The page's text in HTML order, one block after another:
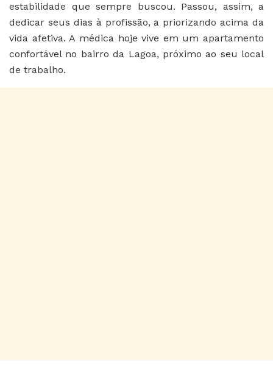
estabilidade que sempre buscou. Passou, assim, a
dedicar seus dias à profissão, a priorizando acima da
vida afetiva. A médica hoje vive em um apartamento
confortável no bairro da Lagoa, próximo ao seu local
de trabalho.